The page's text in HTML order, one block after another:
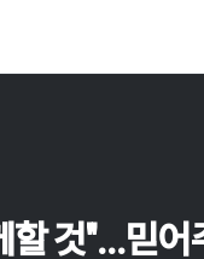
것"...믿